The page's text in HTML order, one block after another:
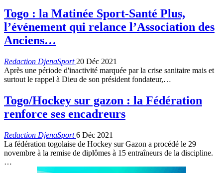
Togo : la Matinée Sport-Santé Plus,
l’événement qui relance l’Association des
Anciens…
Redaction DjenaSport 20 Déc 2021
Après une période d'inactivité marquée par la crise sanitaire mais et
surtout le rappel à Dieu de son président fondateur,…
Togo/Hockey sur gazon : la Fédération
renforce ses encadreurs
Redaction DjenaSport6 Déc 2021
La fédération togolaise de Hockey sur Gazon a procédé le 29
novembre à la remise de diplômes à 15 entraîneurs de la discipline.
…